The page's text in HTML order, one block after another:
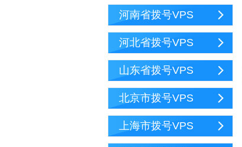
河南省拨号VPS
河北省拨号VPS
山东省拨号VPS
北京市拨号VPS
上海市拨号VPS